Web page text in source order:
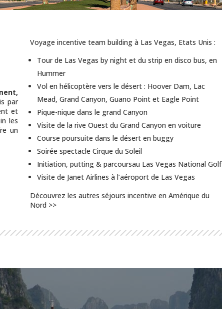
par
et
les
un
Voyage incentive team building à Las Vegas, Etats Unis :
Tour de Las Vegas by night et du strip en disco bus, en
Hummer
Vol en hélicoptère vers le désert : Hoover Dam, Lac
Mead, Grand Canyon, Guano Point et Eagle Point
Pique-nique dans le grand Canyon
Visite de la rive Ouest du Grand Canyon en voiture
Course poursuite dans le désert en buggy
Soirée spectacle Cirque du Soleil
Initiation, putting & parcoursau Las Vegas National Golf
Visite de Janet Airlines à l’aéroport de Las Vegas
Découvrez les autres séjours incentive en Amérique du
Nord >>